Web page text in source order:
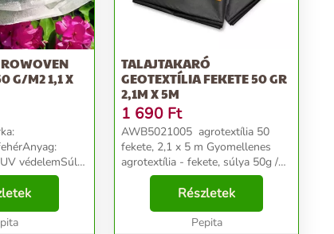
G/M2 1,1 X
védelemSúly:
0,2
1,1
TALAJTAKARÓ
GEOTEXTÍLIA FEKETE 50 GR
2,1M X 5M
1 690 Ft
AWB5021005 agrotextília 50
fekete, 2,1 x 5 m Gyomellenes
agrotextília - fekete, súlya 50g /
m². Erős, tartós és UV-álló PP
anyagból. Tulajdonságainak
köszönhetően széles körben
használják a kertés...
Részletek
Pepita